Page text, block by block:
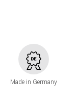
Made in Germany